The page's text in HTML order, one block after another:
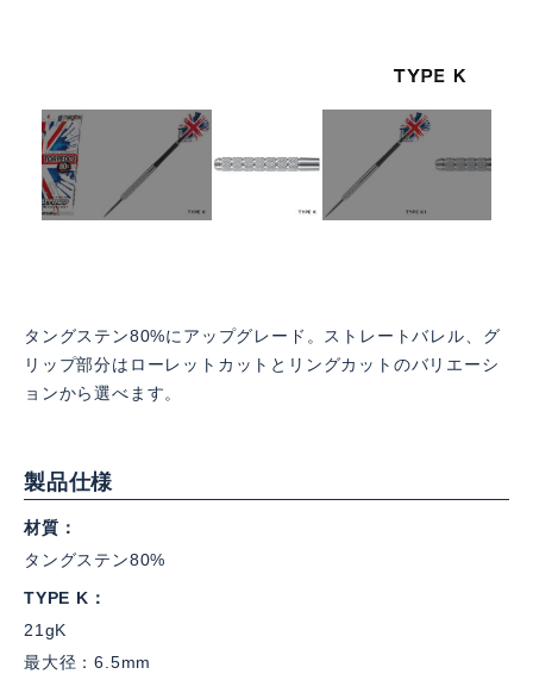
タングステン80%にアップグレード。ストレートバレル、グ
リップ部分はローレットカットとリングカットのバリエーシ
ョンから選べます。
製品仕様
材質
タングステン80%
TYPE K
21gK
最大径：6.5mm